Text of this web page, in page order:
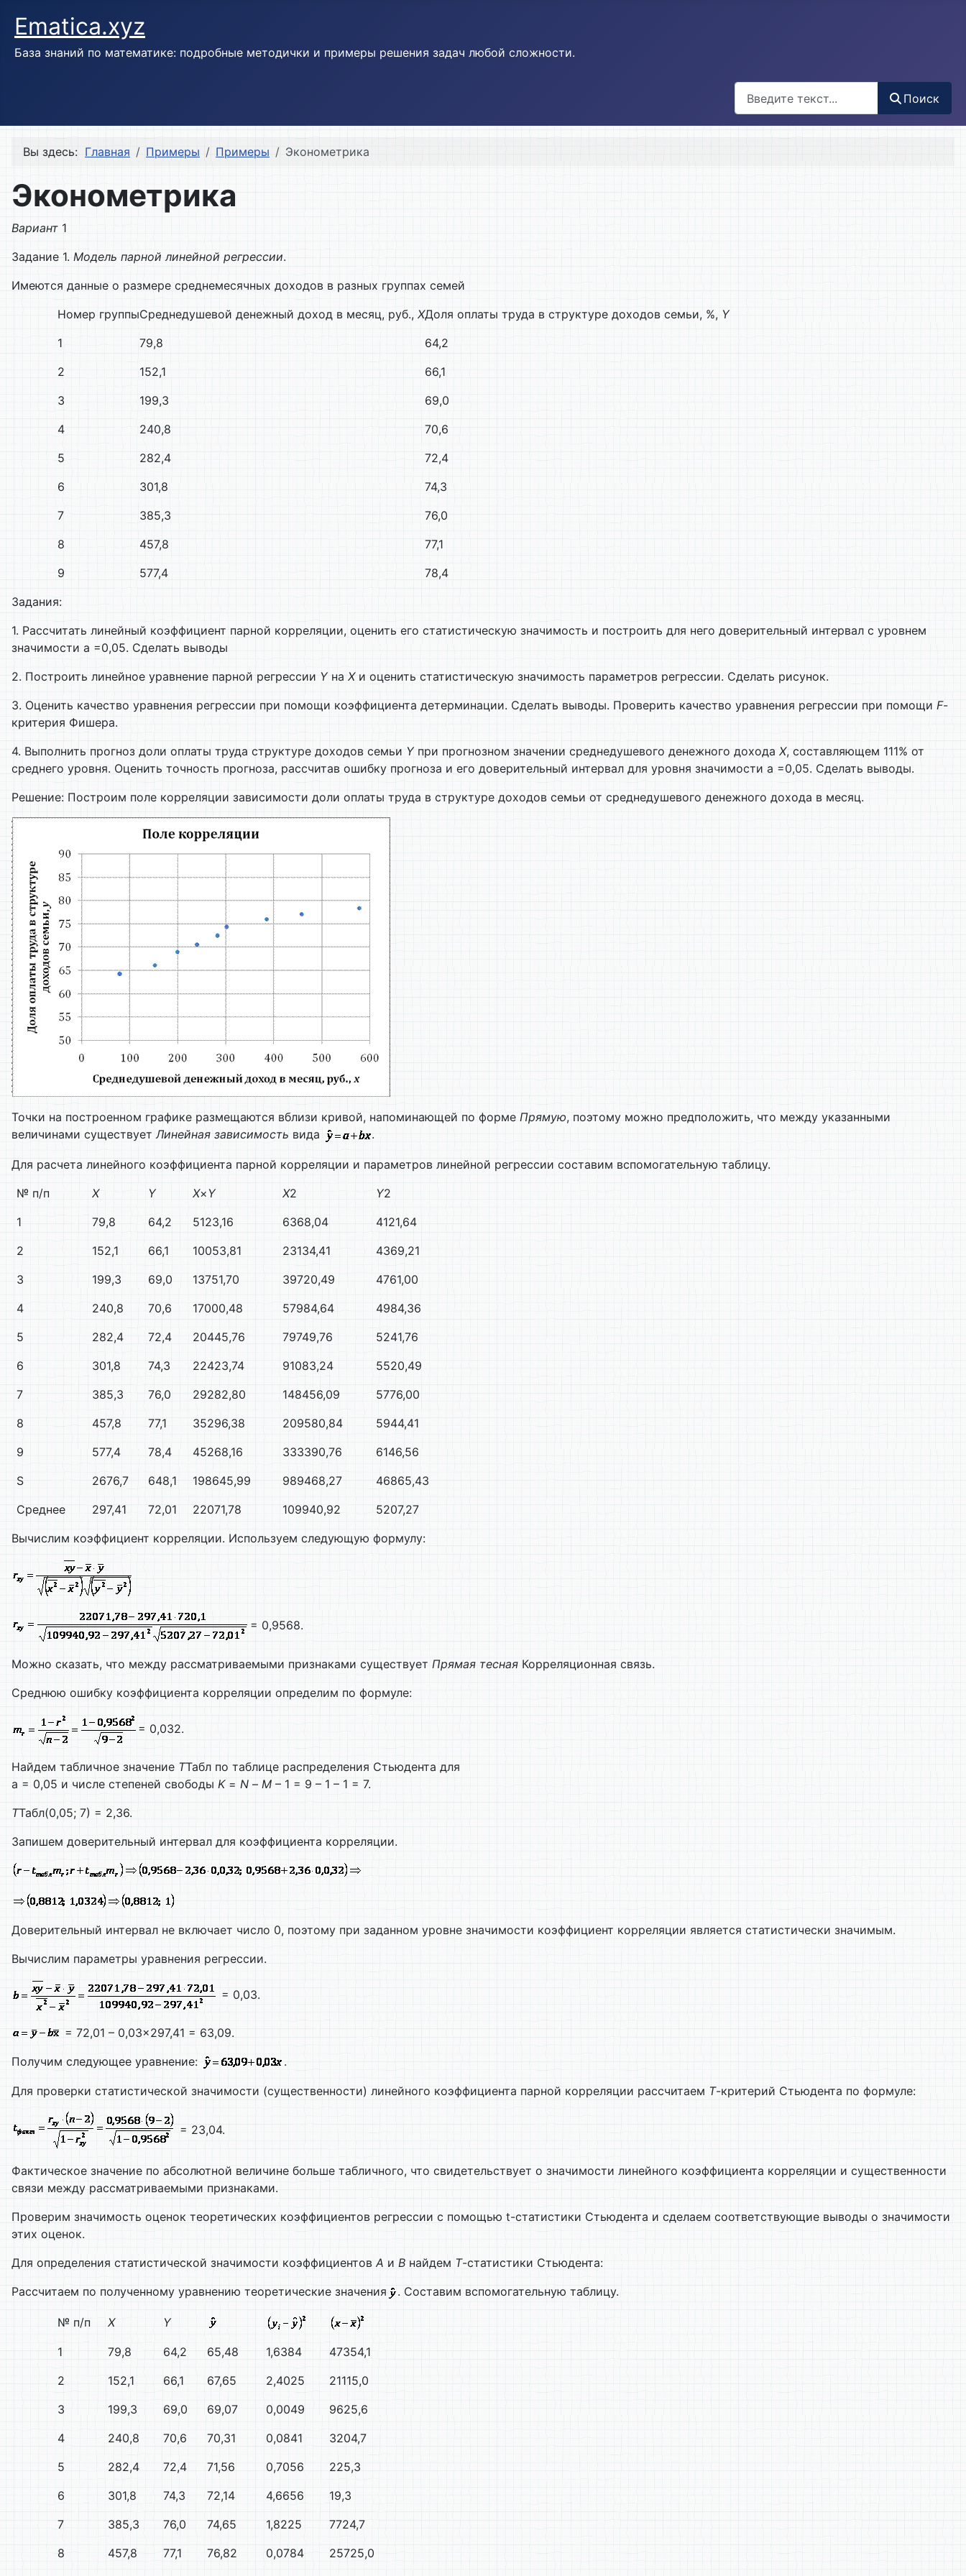
Ematica.xyz
База знаний по математике: подробные методички и примеры решения задач любой сложности.
Поиск
Вы здесь: Главная Примеры Примеры Эконометрика
Эконометрика
Вариант 1
Задание 1. Модель парной линейной регрессии.
Имеются данные о размере среднемесячных доходов в разных группах семей
Номер группыСреднедушевой денежный доход в месяц, руб., XДоля оплаты труда в структуре доходов семьи, %, Y
1
79,8
64,2
2
152,1
66,1
3
199,3
69,0
4
240,8
70,6
5
282,4
72,4
6
301,8
74,3
7
385,3
76,0
8
457,8
77,1
9
577,4
78,4
Задания:
1. Рассчитать линейный коэффициент парной корреляции, оценить его статистическую значимость и построить для него доверительный интервал с уровнем
значимости a =0,05. Сделать выводы
2. Построить линейное уравнение парной регрессии Yна Xи оценить статистическую значимость параметров регрессии. Сделать рисунок.
3. Оценить качество уравнения регрессии при помощи коэффициента детерминации. Сделать выводы. Проверить качество уравнения регрессии при помощи F-
критерия Фишера.
4. Выполнить прогноз доли оплаты труда структуре доходов семьи Yпри прогнозном значении среднедушевого денежного дохода X, составляющем 111% от
среднего уровня. Оценить точность прогноза, рассчитав ошибку прогноза и его доверительный интервал для уровня значимости a =0,05. Сделать выводы.
Решение: Построим поле корреляции зависимости доли оплаты труда в структуре доходов семьи от среднедушевого денежного дохода в месяц.
Точки на построенном графике размещаются вблизи кривой, напоминающей по форме Прямую, поэтому можно предположить, что между указанными
величинами существуетЛинейная зависимость вида .
Для расчета линейного коэффициента парной корреляции и параметров линейной регрессии составим вспомогательную таблицу.
№ п/п
X Y X×Y X2 Y2
1
79,8 64,2 5123,16 6368,04
4121,64
2
152,1 66,1 10053,81 23134,41
4369,21
3
199,3 69,0 13751,70 39720,49
4761,00
4
240,8 70,6 17000,48 57984,64
4984,36
5
282,4 72,4 20445,76 79749,76
5241,76
6
301,8 74,3 22423,74 91083,24
5520,49
7
385,3 76,0 29282,80 148456,09
5776,00
8
457,8 77,1 35296,38 209580,84
5944,41
9
577,4 78,4 45268,16 333390,76
6146,56
S
2676,7 648,1 198645,99 989468,27
46865,43
Среднее
297,41 72,01 22071,78 109940,92
5207,27
Вычислим коэффициент корреляции. Используем следующую формулу:
= 0,9568.
Можно сказать, что между рассматриваемыми признаками существует Прямая тесная Корреляционная связь.
Среднюю ошибку коэффициента корреляции определим по формуле:
= 0,032.
Найдем табличное значение TТабл по таблице распределения Стьюдента для
a = 0,05 и числе степеней свободы K= N – M – 1 = 9 – 1 – 1 = 7.
TТабл(0,05; 7) = 2,36.
Запишем доверительный интервал для коэффициента корреляции.
Доверительный интервал не включает число 0, поэтому при заданном уровне значимости коэффициент корреляции является статистически значимым.
Вычислим параметры уравнения регрессии.
= 0,03.
= 72,01 – 0,03×297,41 = 63,09.
Получим следующее уравнение: .
Для проверки статистической значимости (существенности) линейного коэффициента парной корреляции рассчитаем T-критерий Стьюдента по формуле:
= 23,04.
Фактическое значение по абсолютной величине больше табличного, что свидетельствует о значимости линейного коэффициента корреляции и существенности
связи между рассматриваемыми признаками.
Проверим значимость оценок теоретических коэффициентов регрессии с помощью t-статистики Стьюдента и сделаем соответствующие выводы о значимости
этих оценок.
Для определения статистической значимости коэффициентовA и B найдем T-статистики Стьюдента:
Рассчитаем по полученному уравнению теоретические значения
. Составим вспомогательную таблицу.
№ п/п X Y
1 79,8 64,2 65,48 1,6384
47354,1
2
152,1 66,1 67,65 2,4025
21115,0
3
199,3 69,0 69,07 0,0049
9625,6
4
240,8 70,6 70,31 0,0841
3204,7
5
282,4 72,4 71,56 0,7056
225,3
6
301,8 74,3 72,14 4,6656
19,3
7
385,3 76,0 74,65 1,8225
7724,7
8
457,8 77,1 76,82 0,0784
25725,0